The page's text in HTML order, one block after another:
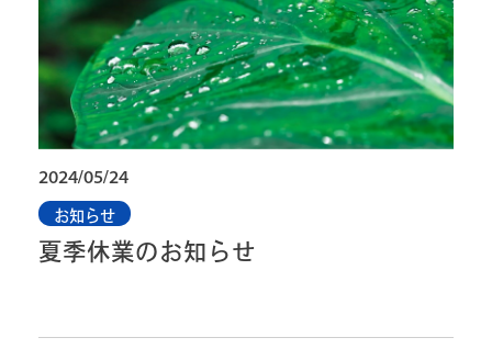
2024/05/24
お知らせ
夏季休業のお知らせ